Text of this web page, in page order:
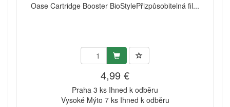
Oase Cartridge Booster BioStylePřizpůsobitelná fil...
4,99 €
Praha 3 ks Ihned k odběru
Vysoké Mýto 7 ks Ihned k odběru